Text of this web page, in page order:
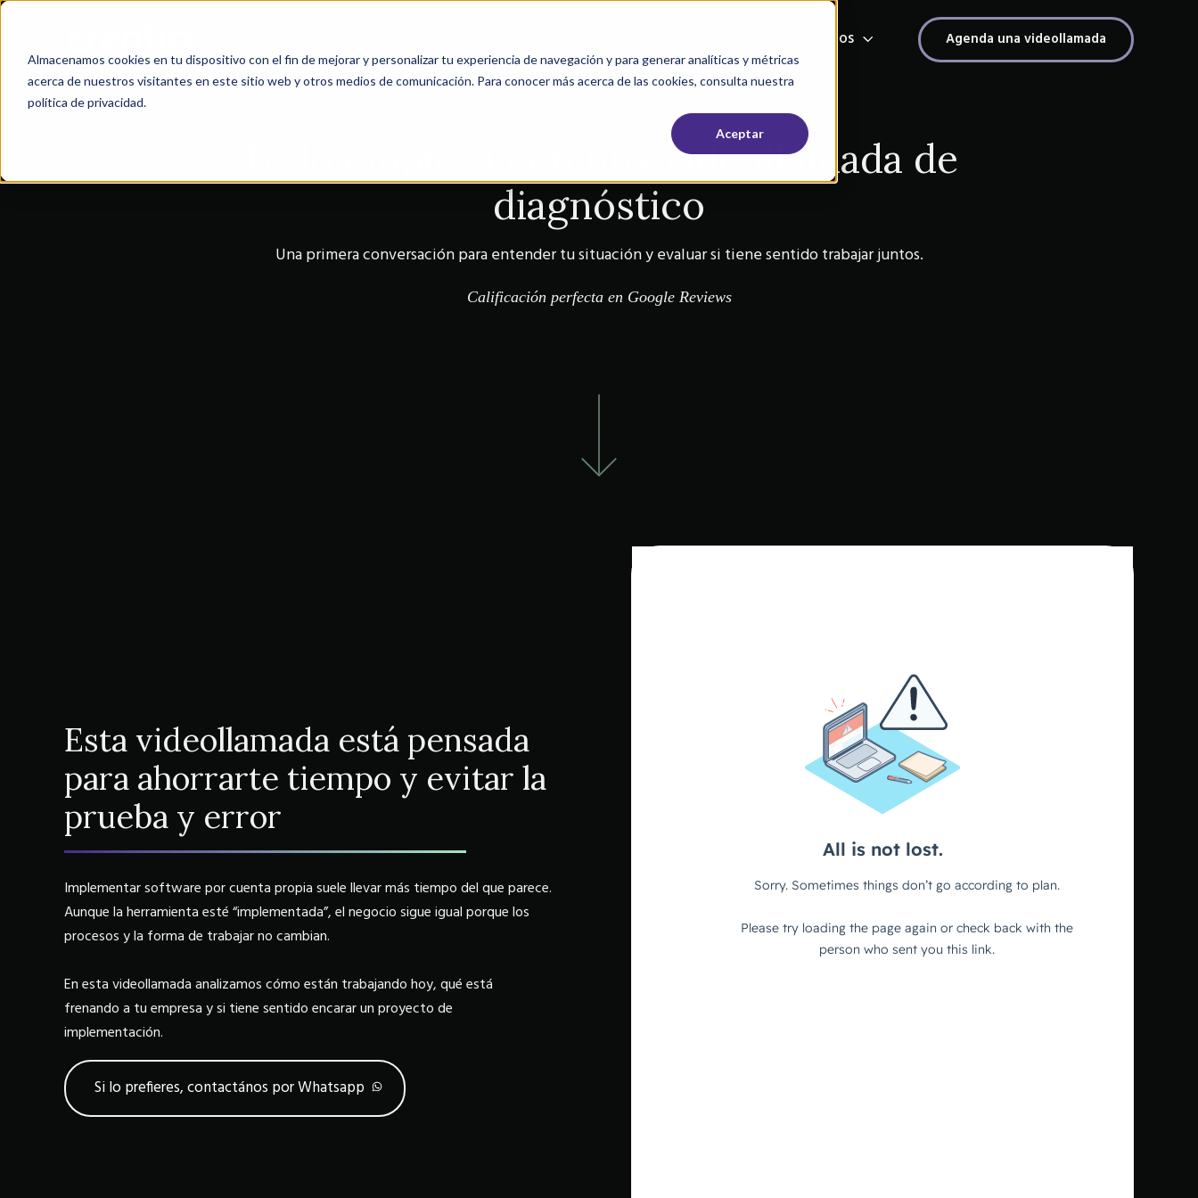
Almacenamos cookies en tu dispositivo con el fin de mejorar y personalizar tu experiencia de navegación y para generar analíticas y métricas
acerca de nuestros visitantes en este sitio web y otros medios de comunicación. Para conocer más acerca de las cookies, consulta nuestra
política de privacidad.
Aceptar
Servicios Agenda una videollamada
Todo empieza con una videollamada de
diagnóstico
Una primera conversación para entender tu situación y evaluar si tiene sentido trabajar juntos.
Calificación perfecta en Google Reviews
Esta videollamada está pensada
para ahorrarte tiempo y evitar la
prueba y error
Implementar software por cuenta propia suele llevar más tiempo del que parece.
Aunque la herramienta esté “implementada”, el negocio sigue igual porque los
procesos y la forma de trabajar no cambian.
En esta videollamada analizamos cómo están trabajando hoy, qué está
frenando a tu empresa y si tiene sentido encarar un proyecto de
implementación.
Si lo prefieres, contactános por Whatsapp